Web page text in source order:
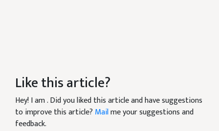
Like this article?
Hey! I am. Did you liked this article and have suggestions
to improve this article? Mailme your suggestions and
feedback.